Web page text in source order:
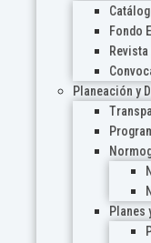
Fondo
Revista
Planeación y
Planes